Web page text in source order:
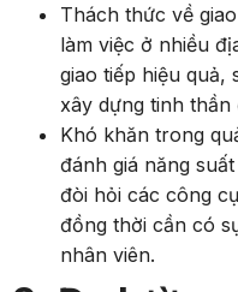
Thách thức về
làm việc ở nhiều
giao tiếp hiệu quả,
xây dựng tinh
Khó khăn trong
đánh giá năng
đòi hỏi các công
đồng thời cần có
nhân viên.